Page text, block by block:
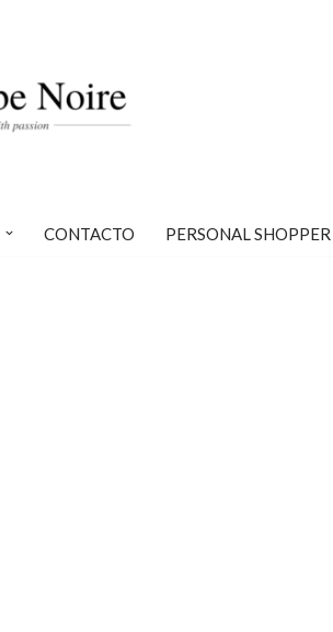
CONTACTO PERSONAL SHOPPER